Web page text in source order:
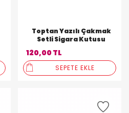
Toptan Yazılı Çakmak
Setli Sigara Kutusu
120,00 TL
SEPETE EKLE